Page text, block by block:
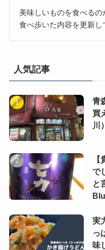
美味しいものを食べる
食べ歩いた内容を更新し
人気記事
青
買
川
で
と
実
っ
味